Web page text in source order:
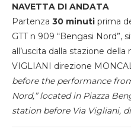
NAVETTA DI ANDATA
Partenza 30 minuti prima
GTT n 909 “Bengasi Nord”,
all’uscita dalla stazione
VIGLIANI direzione
before the performance
Nord,” located in Piazza
station before Via Vigliani,